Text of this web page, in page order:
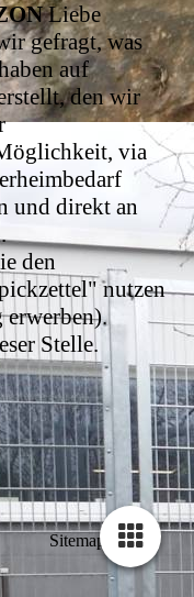
Liebe
gefragt, was
auf
den wir
via
und direkt an
den
nutzen
Stelle.
Sitemap